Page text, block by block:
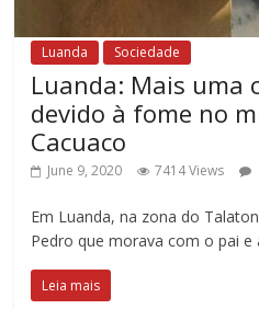
Luanda Sociedade
Luanda: Mais uma
devido à fome no
Cacuaco
June 9, 2020 7414 Views
Em Luanda, na zona do
Pedro que morava com o pai e
Leia mais